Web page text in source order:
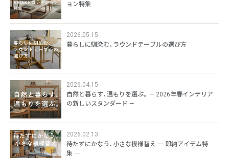
ョン特集
2026.05.15
暮らしに馴染む、ラウンドテーブルの選び方
2026.04.15
自然と暮らす、温もりを選ぶ。 — 2026年春インテリア
の新しいスタンダード —
2026.02.13
待たずにかなう、小さな模様替え ─ 即納アイテム特
集 ─